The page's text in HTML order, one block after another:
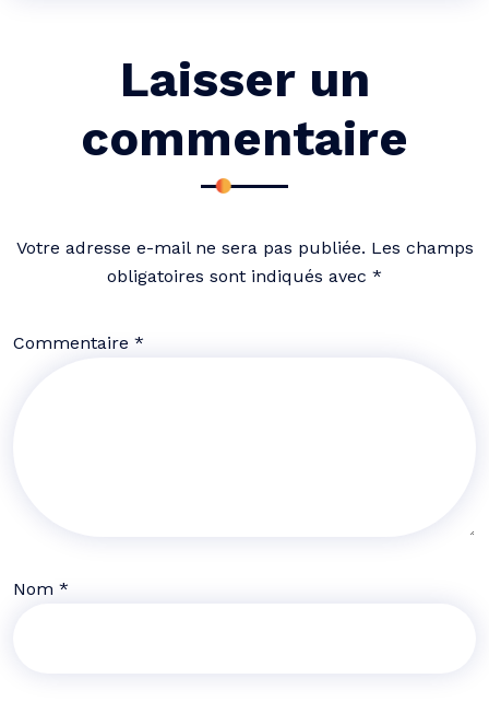
Laisser un
commentaire
Votre adresse e-mail ne sera pas publiée. Les champs
obligatoires sont indiqués avec *
Commentaire *
Nom *